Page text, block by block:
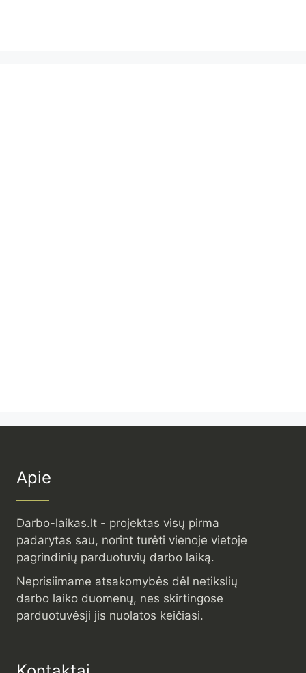
Apie
Darbo-laikas.lt - projektas visų pirma
padarytas sau, norint turėti vienoje vietoje
pagrindinių parduotuvių darbo laiką.
Neprisiimame atsakomybės dėl netikslių
darbo laiko duomenų, nes skirtingose
parduotuvėsji jis nuolatos keičiasi.